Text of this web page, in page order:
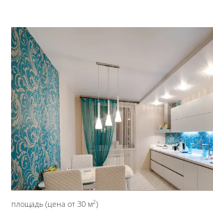
площадь (цена от 30 м2)